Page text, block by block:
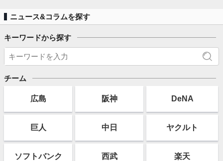
ニュース&コラムを探す
キーワードから探す
チーム
広島 阪神 DeNA
巨人 中日 ヤクルト
ソフトバンク 西武 楽天